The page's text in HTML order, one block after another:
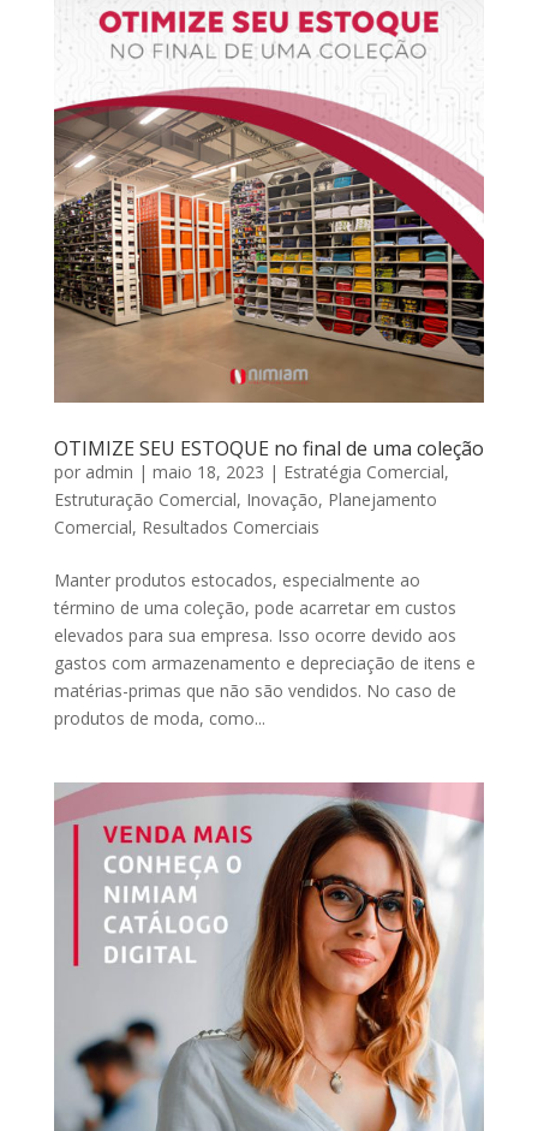
OTIMIZE SEU ESTOQUE no final de uma coleção
por admin | maio 18, 2023 | Estratégia Comercial,
Estruturação Comercial, Inovação, Planejamento
Comercial, Resultados Comerciais
Manter produtos estocados, especialmente ao
término de uma coleção, pode acarretar em custos
elevados para sua empresa. Isso ocorre devido aos
gastos com armazenamento e depreciação de itens e
matérias-primas que não são vendidos. No caso de
produtos de moda, como...